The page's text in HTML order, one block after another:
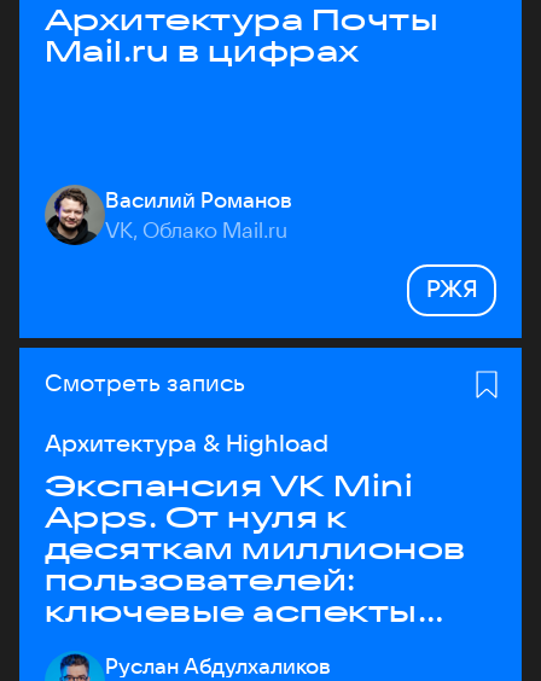
Архитектура Почты
Mail.ru в цифрах
Василий Романов
VK, Облако Mail.ru
РЖЯ
Смотреть запись
Архитектура & Highload
Экспансия VK Mini
Apps. От нуля к
десяткам миллионов
пользователей:
ключевые аспекты
архитектуры
Руслан Абдулхаликов